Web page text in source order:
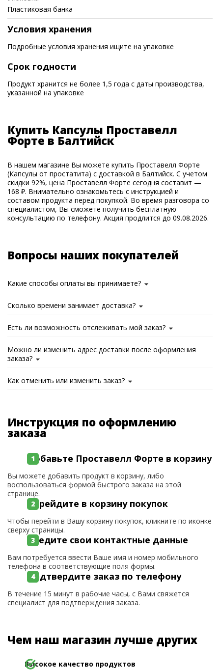
Пластиковая банка
Условия хранения
Подробные условия хранения ищите на упаковке
Срок годности
Продукт хранится не более 1,5 года с даты производства,
указанной на упаковке
Купить Капсулы Проставелл
Форте в Балтийск
В нашем магазине Вы можете купить Проставелл Форте
(Капсулы от простатита) с доставкой в Балтийск. С учетом
скидки 92%, цена Проставелл Форте сегодня составит —
168 ₽. Внимательно ознакомьтесь с инструкцией и
составом продукта перед покупкой. Во время разговора со
специалистом, Вы сможете получить бесплатную
консультацию по телефону. Акция продлится до 09.08.2026.
Вопросы наших покупателей
Какие способы оплаты вы принимаете?
Сколько времени занимает доставка?
Есть ли возможность отслеживать мой заказ?
Можно ли изменить адрес доставки после оформления
заказа?
Как отменить или изменить заказ?
Инструкция по оформлению
заказа
Добавьте Проставелл Форте в корзину
Вы можете добавить продукт в корзину, либо
воспользоваться формой быстрого заказа на этой
странице.
Перейдите в корзину покупок
Чтобы перейти в Вашу корзину покупок, кликните по иконке
сверху страницы.
Введите свои контактные данные
Вам потребуется ввести Ваше имя и номер мобильного
телефона в соответствующие поля формы.
Подтвердите заказ по телефону
В течение 15 минут в рабочие часы, с Вами свяжется
специалист для подтверждения заказа.
Чем наш магазин лучше других
Высокое качество продуктов